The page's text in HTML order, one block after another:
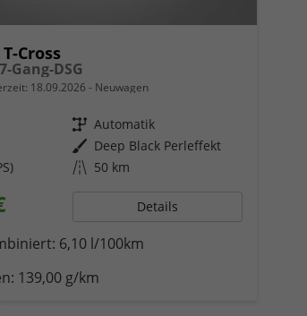
Cross
Gang-DSG
18.09.2026 Neuwagen
Getriebe Automatik
Außenfarbe Deep Black Perleffekt
Kilometerstand 50 km
Details
6,10 l/100km
139,00 g/km